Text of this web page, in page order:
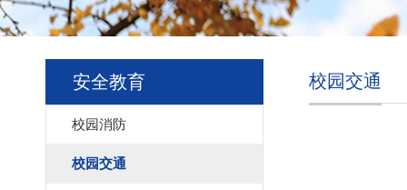
安全教育
校园消防
校园交通
校园交通